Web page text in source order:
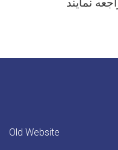
Old Website